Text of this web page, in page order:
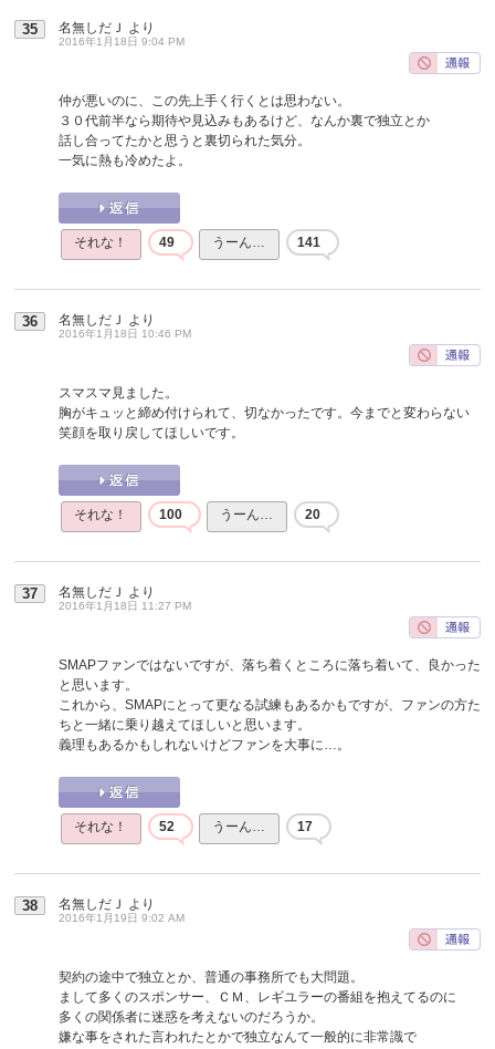
35 名無しだＪ より
2016年1月18日 9:04 PM
仲が悪いのに、この先上手く行くとは思わない。
３０代前半なら期待や見込みもあるけど、なんか裏で独立とか
話し合ってたかと思うと裏切られた気分。
一気に熱も冷めたよ。
それな！ 49 うーん… 141
36 名無しだＪ より
2016年1月18日 10:46 PM
スマスマ見ました。
胸がキュッと締め付けられて、切なかったです。今までと変わらない
笑顔を取り戻してほしいです。
それな！ 100 うーん… 20
37 名無しだＪ より
2016年1月18日 11:27 PM
SMAPファンではないですが、落ち着くところに落ち着いて、良かった
と思います。
これから、SMAPにとって更なる試練もあるかもですが、ファンの方た
ちと一緒に乗り越えてほしいと思います。
義理もあるかもしれないけどファンを大事に…。
それな！ 52 うーん… 17
38 名無しだＪ より
2016年1月19日 9:02 AM
契約の途中で独立とか、普通の事務所でも大問題。
まして多くのスポンサー、ＣＭ、レギユラーの番組を抱えてるのに
多くの関係者に迷惑を考えないのだろうか。
嫌な事をされた言われたとかで独立なんて一般的に非常識で